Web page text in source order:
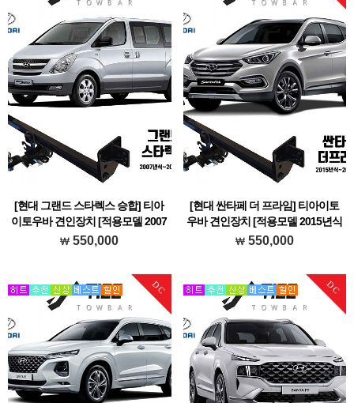
[현대 그랜드 스타렉스 승합] 티아
이토우바 견인장치 [적용모델 2007
년식~2017년식]
550,000
[현대 싼타페 더 프라임] 티아이토
우바 견인장치 [적용모델 2015년식
~2018년식]
550,000
DC DC